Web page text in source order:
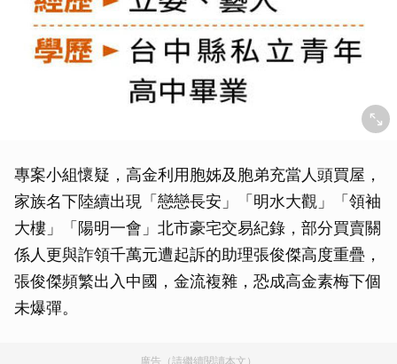
專案小組懷疑，高金利用胞姊及胞弟充當人頭買屋，
家族名下陸續出現「戀戀長安」「明水大觀」「領袖
大樓」「陽明一會」北市豪宅交易紀錄，部分買賣關
係人更與詐領千萬元遭起訴的助理張俊傑高度重疊，
張俊傑頻繁出入中國，金流複雜，恐成高金素梅下個
未爆彈。
廣告（請繼續閱讀本文）